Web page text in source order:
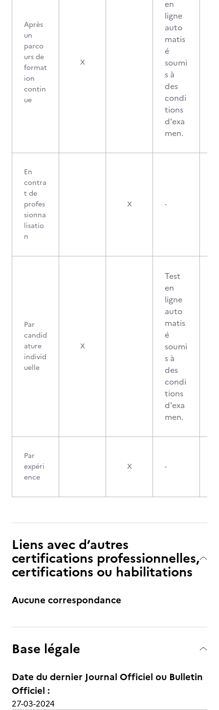
Après
un
parco
urs de
format
ion
contin
ue
X
en
ligne
auto
matis
é
soumi
s à
des
condi
tions
d'exa
men.
En
contra
t de
profes
sionna
lisatio
n
X -
Par
candid
ature
individ
uelle
X
Test
en
ligne
auto
matis
é
soumi
s à
des
condi
tions
d'exa
men.
Par
expéri
ence
X -
Liens avec d’autres
certifications professionnelles,
certifications ou habilitations
Aucune correspondance
Base légale
Date du dernier Journal Officiel ou Bulletin
Officiel :
27-03-2024